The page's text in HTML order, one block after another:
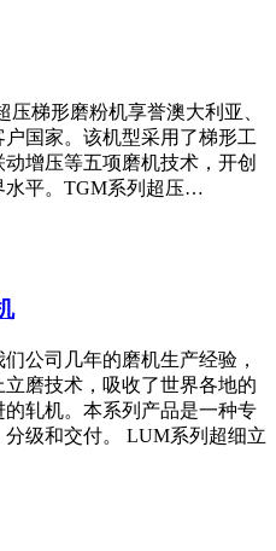
梯形磨粉机享誉澳大利亚、
国家。该机型采用了梯形工
增压等五项磨机技术，开创
水平。TGM系列超压…
公司几年的磨机生产经验，
磨技术，吸收了世界各地的
轧机。本系列产品是一种专
级和交付。 LUM系列超细立